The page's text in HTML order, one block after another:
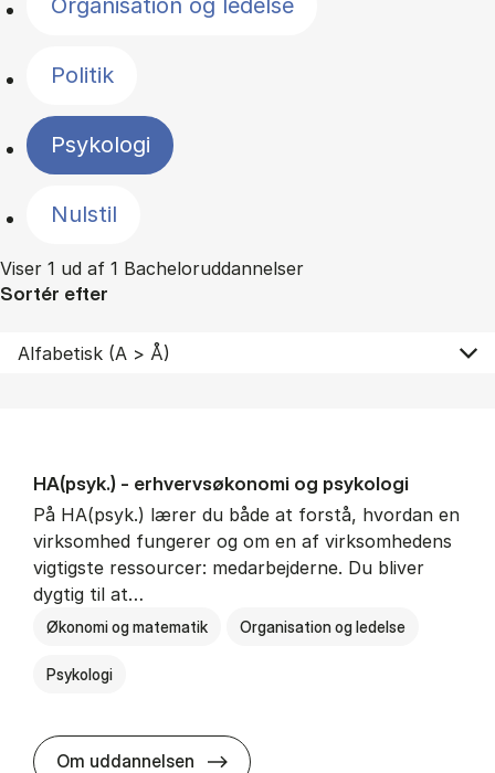
Organisation og ledelse
Politik
Psykologi
Nulstil
Viser 1 ud af 1 Bacheloruddannelser
Sortér efter
HA(psyk.) - erhvervs­økonomi og psy­ko­lo­gi
På HA(psyk.) lærer du både at forstå, hvordan en
virksomhed fungerer og om en af virksomhedens
vigtigste ressourcer: medarbejderne. Du bliver
dygtig til at…
Økonomi og matematik Organisation og ledelse
Psykologi
Om uddannelsen HA(psyk.) - erhvervs­økonomi og